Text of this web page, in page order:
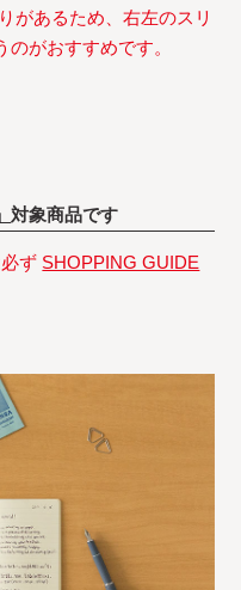
があるため、右左のスリ
がおすすめです。
対象商品です
ず SHOPPING GUIDE